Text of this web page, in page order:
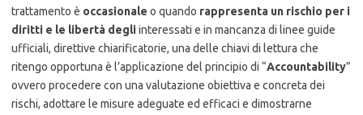
trattamento è occasionale o quando rappresenta un rischio per i
diritti e le libertà degliinteressati e in mancanza di linee guide
ufficiali, direttive chiarificatorie, una delle chiavi di lettura che
ritengo opportuna è l’applicazione del principio di “Accountability”
ovvero procedere con una valutazione obiettiva e concreta dei
rischi, adottare le misure adeguate ed efficaci e dimostrarne